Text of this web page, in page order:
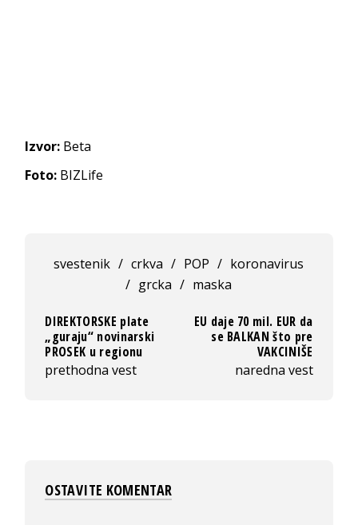
Izvor: Beta
Foto: BIZLife
svestenik / crkva / POP / koronavirus
/ grcka / maska
DIREKTORSKE plate
„guraju“ novinarski
PROSEK u regionu
prethodna vest
EU daje 70 mil. EUR da
se BALKAN što pre
VAKCINIŠE
naredna vest
OSTAVITE KOMENTAR